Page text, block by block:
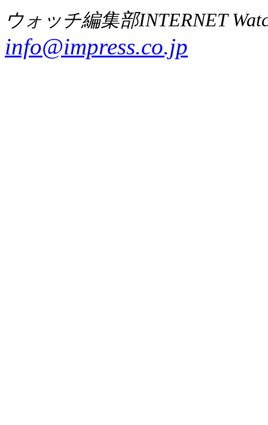
ウォッチ編集部INTERNET
info@impress.co.jp